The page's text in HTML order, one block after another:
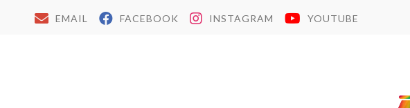
EMAIL FACEBOOK INSTAGRAM YOUTUBE